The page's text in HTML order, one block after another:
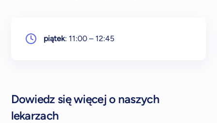
piątek: 11:00 – 12:45
Dowiedz się więcej o naszych
lekarzach